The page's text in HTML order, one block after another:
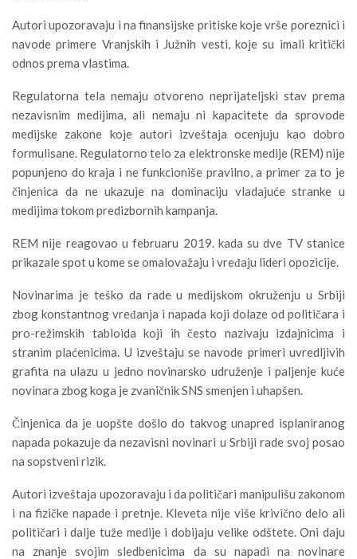
Autori upozoravaju i na finansijske pritiske koje vrše poreznici i
navode primere Vranjskih i Južnih vesti, koje su imali kritički
odnos prema vlastima.
Regulatorna tela nemaju otvoreno neprijateljski stav prema
nezavisnim medijima, ali nemaju ni kapacitete da sprovode
medijske zakone koje autori izveštaja ocenjuju kao dobro
formulisane. Regulatorno telo za elektronske medije (REM) nije
popunjeno do kraja i ne funkcioniše pravilno, a primer za to je
činjenica da ne ukazuje na dominaciju vladajuće stranke u
medijima tokom predizbornih kampanja.
REM nije reagovao u februaru 2019. kada su dve TV stanice
prikazale spot u kome se omalovažaju i vređaju lideri opozicije.
Novinarima je teško da rade u medijskom okruženju u Srbiji
zbog konstantnog vređanja i napada koji dolaze od političara i
pro-režimskih tabloida koji ih često nazivaju izdajnicima i
stranim plaćenicima. U izveštaju se navode primeri uvredljivih
grafita na ulazu u jedno novinarsko udruženje i paljenje kuće
novinara zbog koga je zvaničnik SNS smenjen i uhapšen.
Činjenica da je uopšte došlo do takvog unapred isplaniranog
napada pokazuje da nezavisni novinari u Srbiji rade svoj posao
na sopstveni rizik.
Autori izveštaja upozoravaju i da političari manipulišu zakonom
i na fizičke napade i pretnje. Kleveta nije više krivično delo ali
političari i dalje tuže medije i dobijaju velike odštete. Oni daju
na znanje svojim sledbenicima da su napadi na novinare